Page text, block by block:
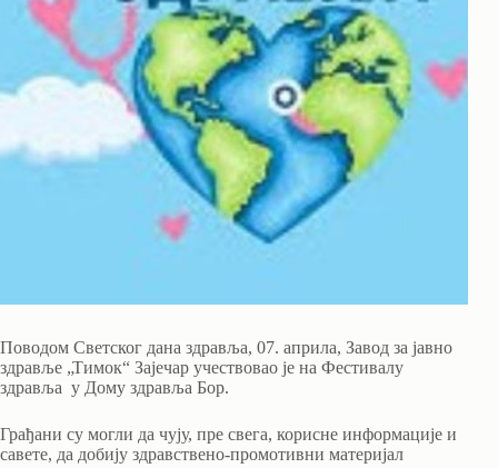
Поводом Светског дана здравља, 07. aприла, Завод за јавно
здравље „Тимок“ Зајечар учествовао је на Фестивалу
здравља у Дому здравља Бор.
Грађани су могли да чују, пре свега, корисне информације и
савете, да добију здравствено-промотивни материјал